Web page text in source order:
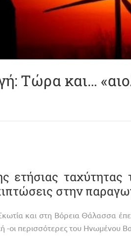
Τώρα και…
ετήσιας ταχύτητας
στην
και στη Βόρεια Θάλασσα
-οι περισσότερες του Ηνωμένου